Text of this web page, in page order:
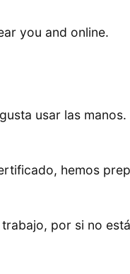
you and online.
usar las manos.
hemos
por si no